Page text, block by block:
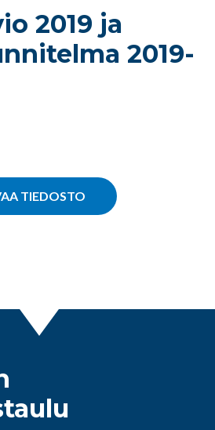
2019 ja
2019-
TIEDOSTO